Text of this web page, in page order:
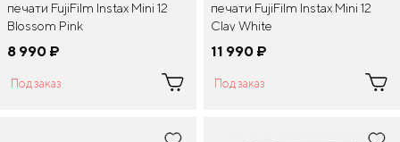
печати FujiFilm Instax Mini 12
Blossom Pink
8 990 ¤
Под заказ
печати FujiFilm Instax Mini 12
Clay White
11 990 ¤
Под заказ